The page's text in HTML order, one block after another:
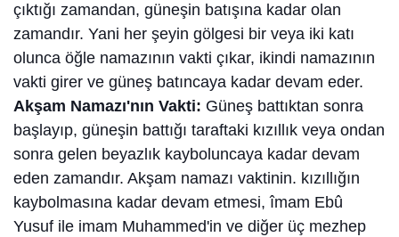
çıktığı zamandan, güneşin batışına kadar olan
zamandır. Yani her şeyin gölgesi bir veya iki katı
olunca öğle namazının vakti çıkar, ikindi namazının
vakti girer ve güneş batıncaya kadar devam eder.
Akşam Namazı'nın Vakti: Güneş battıktan sonra
başlayıp, güneşin battığı taraftaki kızıllık veya ondan
sonra gelen beyazlık kayboluncaya kadar devam
eden zamandır. Akşam namazı vaktinin. kızıllığın
kaybolmasına kadar devam etmesi, îmam Ebû
Yusuf ile imam Muhammed'in ve diğer üç mezhep